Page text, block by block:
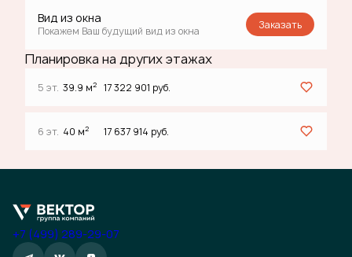
Вид из окна
Покажем Ваш будущий вид из окна Заказать
Планировка на других этажах
5 эт. 39.9 м2 17 322 901 руб.
6 эт. 40 м2 17 637 914 руб.
+7 (499) 289-29-07